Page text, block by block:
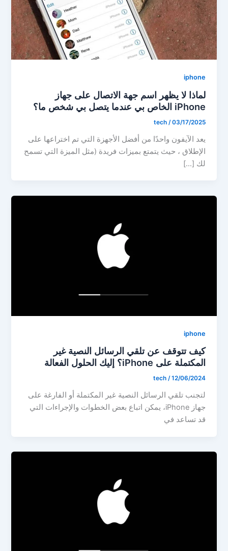
iphone
لماذا لا يظهر اسم جهة الاتصال على جهاز
iPhone الخاص بي عندما يتصل بي شخص ما؟
tech /03/17/2025
يعد الآيفون واحدًا من أفضل الأجهزة التي تم اختراعها على
الإطلاق ، حيث يتمتع بميزات فريدة (مثل الميزة التي تسمح
لك […]
iphone
كيف تتوقف عن تلقي الرسائل النصية غير
المكتملة على iPhone؟ إليك الحلول الفعالة
tech /12/06/2024
لتجنب تلقي الرسائل النصية غير المكتملة أو الفارغة على
جهاز iPhone، يمكن اتباع بعض الخطوات والإجراءات التي
قد تساعد في